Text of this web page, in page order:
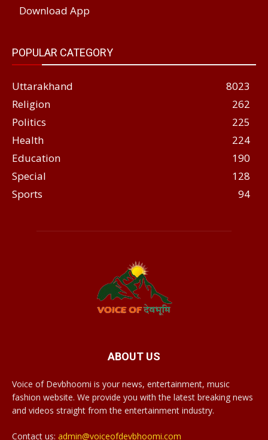
Download App
POPULAR CATEGORY
Uttarakhand
8023
Religion
262
Politics
225
Health
224
Education
190
Special
128
Sports
94
ABOUT US
Voice of Devbhoomi is your news, entertainment, music
fashion website. We provide you with the latest breaking news
and videos straight from the entertainment industry.
Contact us: admin@voiceofdevbhoomi.com